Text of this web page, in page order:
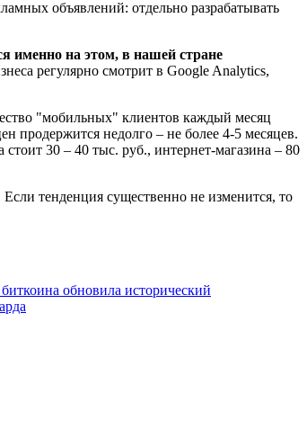
объявлений: отдельно разрабатывать
именно на этом, в нашей стране
регулярно смотрит в Google Analytics,
"мобильных" клиентов каждый месяц
продержится недолго – не более 4-5 месяцев.
30 – 40 тыс. руб., интернет-магазина – 80
тенденция существенно не изменится, то
обновила исторический